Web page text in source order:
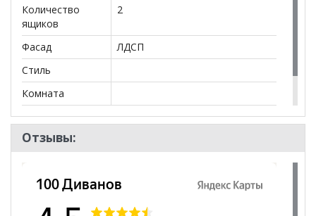
В качестве опор используется регулируемая
ножка черная PI08, высотой 17 мм.
Регулировка происходит изнутри шкафа до 21
мм.
В шкафах можно выбрать разные цвета для
корпуса и фасадов.
Используется ручка профильная черная
длиной 256 и 1000 мм.
Дополнительно шкафы могут быть
укомплектованы зеркалами и антресолями и
левое)
Возможна комбинация цветов
Количество
ящиков
2
Фасад
ЛДСП
Стиль
Комната
Пол
Отзывы: